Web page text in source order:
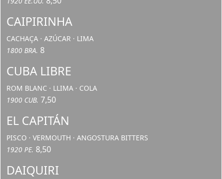
CAIPIRINHA
CACHAÇA · AZÚCAR · LIMA
1800 BRA. 8
CUBA LIBRE
ROM BLANC · LLIMA · COLA
1900 CUB. 7,50
EL CAPITÁN
PISCO · VERMOUTH · ANGOSTURA BITTERS
1920 PE. 8,50
DAIQUIRI